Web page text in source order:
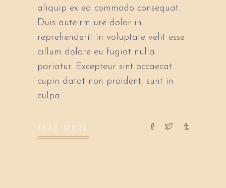
aliquip ex ea commodo consequat.
Duis auteirm ure dolor in
reprehenderit in voluptate velit esse
cillum dolore eu fugiat nulla
pariatur. Excepteur sint occaecat
cupin datat non proident, sunt in
culpa
READ MORE